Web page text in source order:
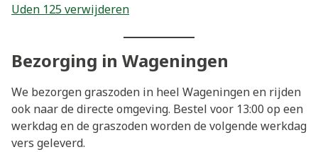
Uden 125 verwijderen
Bezorging in Wageningen
We bezorgen graszoden in heel Wageningen en rijden
ook naar de directe omgeving. Bestel voor 13:00 op een
werkdag en de graszoden worden de volgende werkdag
vers geleverd.